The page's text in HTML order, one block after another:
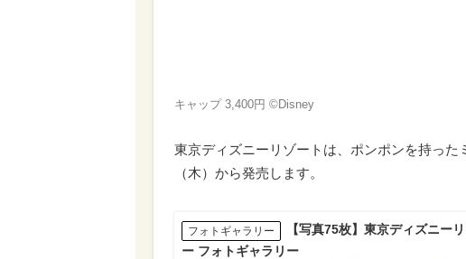
キャップ 3,400円 ©Disney
東京ディズニーリゾートは、ポンポンを持った
（木）から発売します。
フォトギャラリー
【写真75枚】東京ディズニー
ー フォトギャラリー